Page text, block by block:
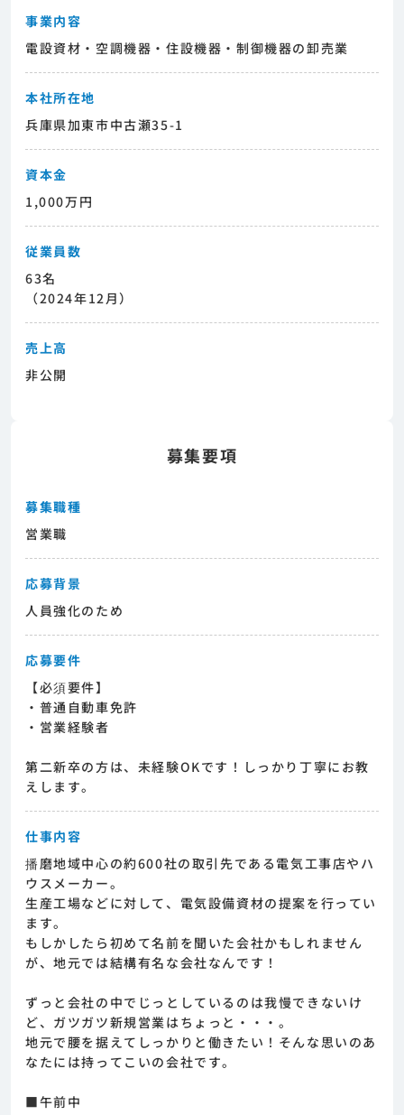
事業内容
電設資材・空調機器・住設機器・制御機器の卸売業
本社所在地
兵庫県加東市中古瀬35-1
資本金
1,000万円
従業員数
63名
（2024年12月）
売上高
非公開
募集要項
募集職種
営業職
応募背景
人員強化のため
応募要件
【必須要件】
・普通自動車免許
・営業経験者
第二新卒の方は、未経験OKです！しっかり丁寧にお教
えします。
仕事内容
播磨地域中心の約600社の取引先である電気工事店やハ
ウスメーカー。
生産工場などに対して、電気設備資材の提案を行ってい
ます。
もしかしたら初めて名前を聞いた会社かもしれません
が、地元では結構有名な会社なんです！
ずっと会社の中でじっとしているのは我慢できないけ
ど、ガツガツ新規営業はちょっと・・・。
地元で腰を据えてしっかりと働きたい！そんな思いのあ
なたには持ってこいの会社です。
■午前中